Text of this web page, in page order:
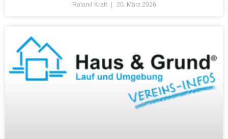
Roland Kraft 20. März 2026